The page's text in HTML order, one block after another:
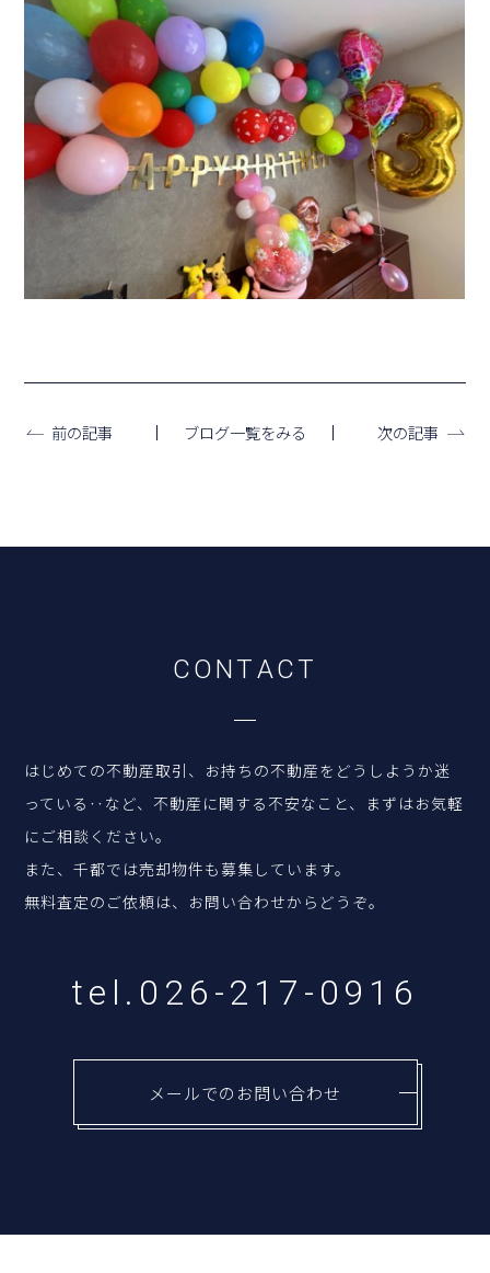
前の記事 ブログ一覧をみる 次の記事
CONTACT
はじめての不動産取引、お持ちの不動産をどうしようか迷
っている‥など、 不動産に関する不安なこと、まずはお気軽
にご相談ください。
また、千都では売却物件も募集しています。
無料査定のご依頼は、お問い合わせからどうぞ。
tel.026-217-0916
メールでのお問い合わせ